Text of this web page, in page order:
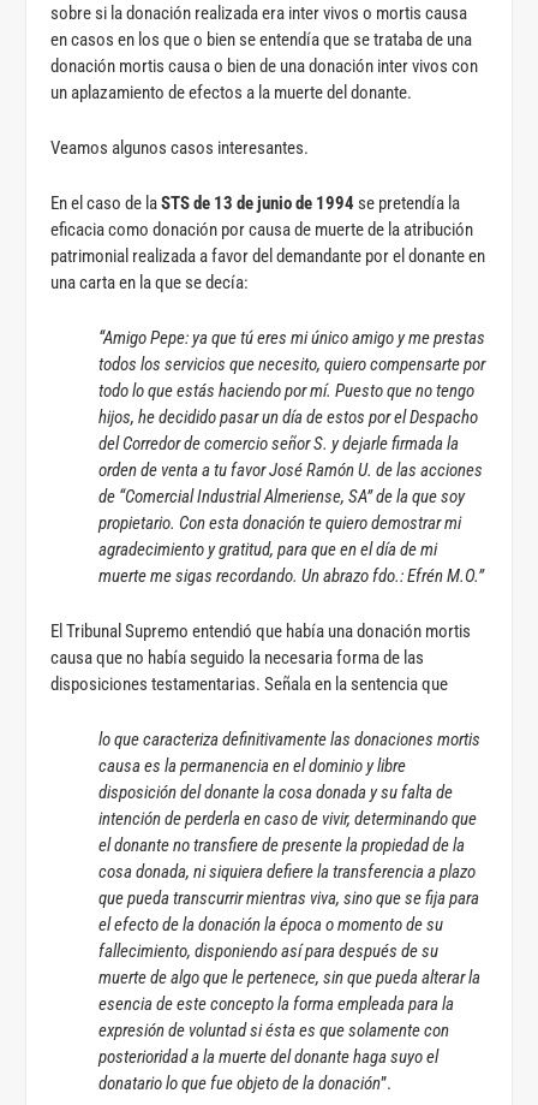
sobre si la donación realizada era inter vivos o mortis causa
en casos en los que o bien se entendía que se trataba de una
donación mortis causa o bien de una donación inter vivos con
un aplazamiento de efectos a la muerte del donante.
Veamos algunos casos interesantes.
En el caso de laSTS de 13 de junio de 1994 se pretendía la
eficacia como donación por causa de muerte de la atribución
patrimonial realizada a favor del demandante por el donante en
una carta en la que se decía:
“Amigo Pepe: ya que tú eres mi único amigo y me prestas
todos los servicios que necesito, quiero compensarte por
todo lo que estás haciendo por mí. Puesto que no tengo
hijos, he decidido pasar un día de estos por el Despacho
del Corredor de comercio señor S. y dejarle firmada la
orden de venta a tu favor José Ramón U. de las acciones
de “Comercial Industrial Almeriense, SA” de la que soy
propietario. Con esta donación te quiero demostrar mi
agradecimiento y gratitud, para que en el día de mi
muerte me sigas recordando. Un abrazo fdo.: Efrén M.O.”
El Tribunal Supremo entendió que había una donación mortis
causa que no había seguido la necesaria forma de las
disposiciones testamentarias. Señala en la sentencia que
lo que caracteriza definitivamente las donaciones mortis
causa es la permanencia en el dominio y libre
disposición del donante la cosa donada y su falta de
intención de perderla en caso de vivir, determinando que
el donante no transfiere de presente la propiedad de la
cosa donada, ni siquiera defiere la transferencia a plazo
que pueda transcurrir mientras viva, sino que se fija para
el efecto de la donación la época o momento de su
fallecimiento, disponiendo así para después de su
muerte de algo que le pertenece, sin que pueda alterar la
esencia de este concepto la forma empleada para la
expresión de voluntad si ésta es que solamente con
posterioridad a la muerte del donante haga suyo el
donatario lo que fue objeto de la donación”.